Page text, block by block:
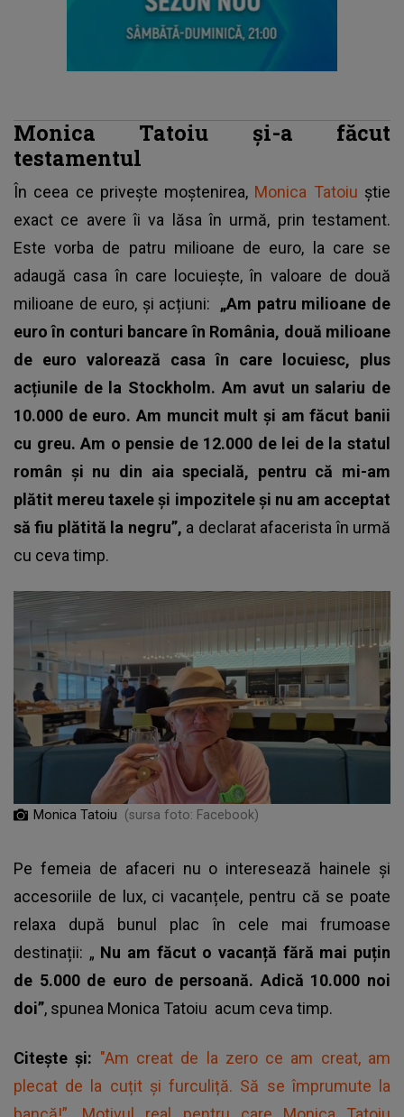
Monica Tatoiu și-a făcut
testamentul
În ceea ce privește moștenirea, Monica Tatoiu știe
exact ce avere îi va lăsa în urmă, prin testament.
Este vorba de patru milioane de euro, la care se
adaugă casa în care locuiește, în valoare de două
milioane de euro, și acțiuni: „Am patru milioane de
euro în conturi bancare în România, două milioane
de euro valorează casa în care locuiesc, plus
acțiunile de la Stockholm. Am avut un salariu de
10.000 de euro. Am muncit mult și am făcut banii
cu greu. Am o pensie de 12.000 de lei de la statul
român și nu din aia specială, pentru că mi-am
plătit mereu taxele și impozitele și nu am acceptat
să fiu plătită la negru”, a declarat afacerista în urmă
cu ceva timp.
Monica Tatoiu (sursa foto: Facebook)
Pe femeia de afaceri nu o interesează hainele și
accesoriile de lux, ci vacanțele, pentru că se poate
relaxa după bunul plac în cele mai frumoase
destinații: „ Nu am făcut o vacanță fără mai puțin
de 5.000 de euro de persoană. Adică 10.000 noi
doi”, spunea Monica Tatoiu acum ceva timp.
Citește și: "Am creat de la zero ce am creat, am
plecat de la cuțit și furculiță. Să se împrumute la